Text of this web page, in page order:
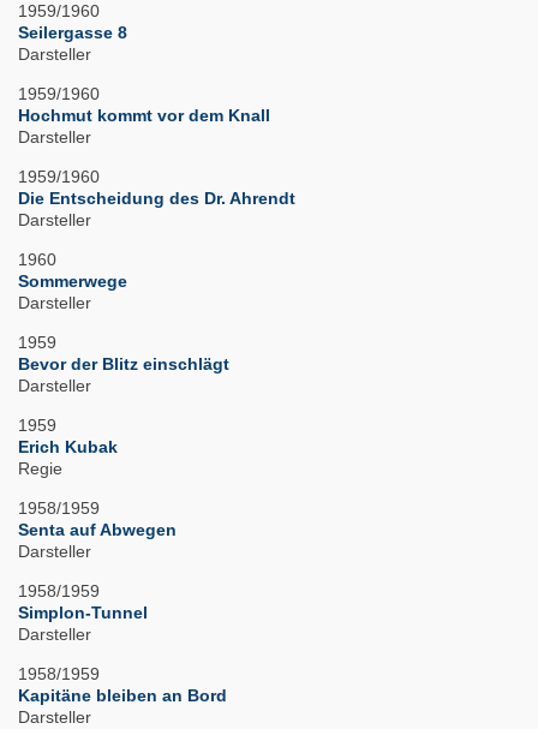
1959/1960
Seilergasse 8
Darsteller
1959/1960
Hochmut kommt vor dem Knall
Darsteller
1959/1960
Die Entscheidung des Dr. Ahrendt
Darsteller
1960
Sommerwege
Darsteller
1959
Bevor der Blitz einschlägt
Darsteller
1959
Erich Kubak
Regie
1958/1959
Senta auf Abwegen
Darsteller
1958/1959
Simplon-Tunnel
Darsteller
1958/1959
Kapitäne bleiben an Bord
Darsteller